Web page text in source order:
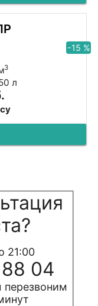
-15 %
3
л
21:00
04
перезвоним